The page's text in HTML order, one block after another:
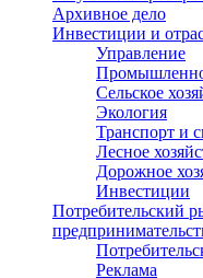
Архивное дело
Инвестиции и
Управление
Сельское
Экология
Транспорт и
Лесное
Дорожное
Инвестиции
Потребительский
Реклама